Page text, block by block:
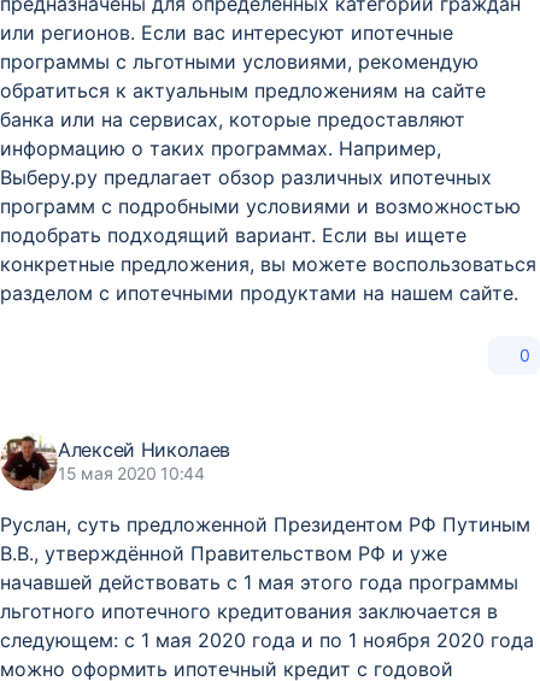
или регионов. Если вас интересуют ипотечные
программы с льготными условиями, рекомендую
обратиться к актуальным предложениям на сайте
банка или на сервисах, которые предоставляют
информацию о таких программах. Например,
Выберу.ру предлагает обзор различных ипотечных
программ с подробными условиями и возможностью
подобрать подходящий вариант. Если вы ищете
конкретные предложения, вы можете воспользоваться
разделом с ипотечными продуктами на нашем сайте.
0
Алексей Николаев
15 мая 2020 10:44
Руслан, суть предложенной Президентом РФ Путиным
В.В., утверждённой Правительством РФ и уже
начавшей действовать с 1 мая этого года программы
льготного ипотечного кредитования заключается в
следующем: с 1 мая 2020 года и по 1 ноября 2020 года
можно оформить ипотечный кредит с годовой